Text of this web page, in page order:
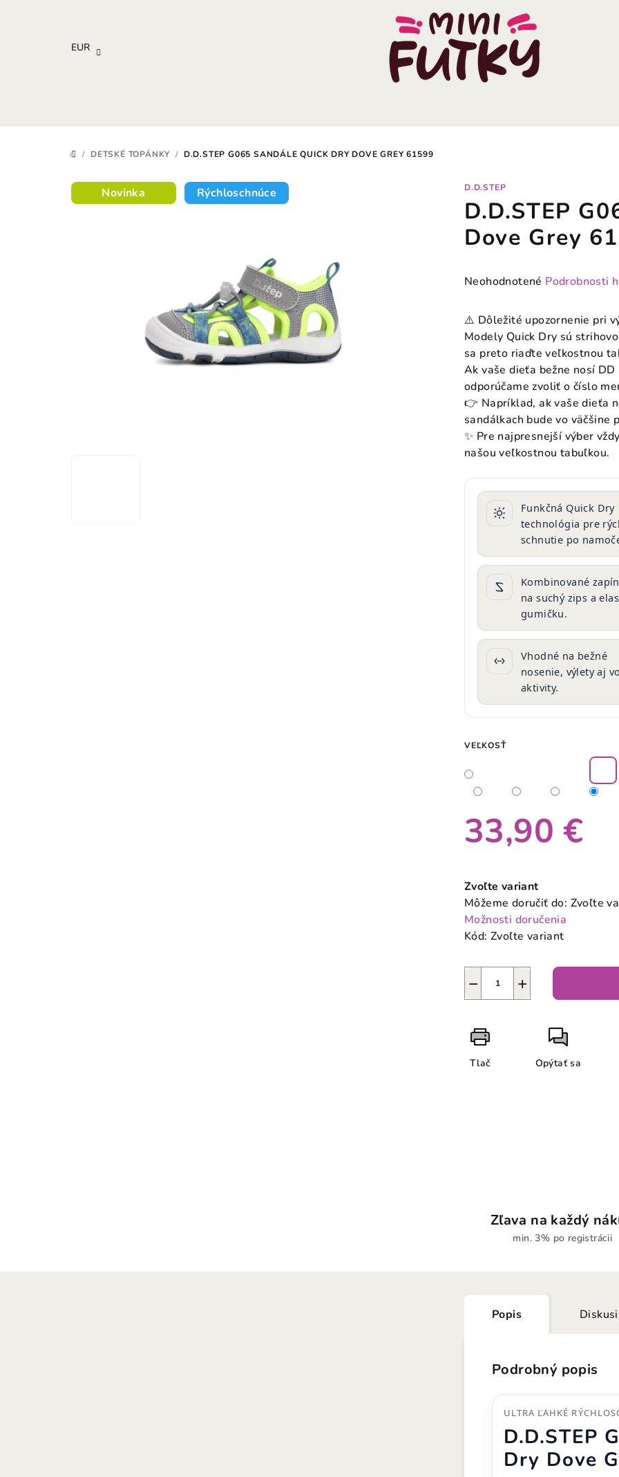
EUR
DOMOV
/ DETSKÉ TOPÁNKY / D.D.STEP G065 SANDÁLE QUICK DRY DOVE GREY 61599
D.D.STEP
D.D.STEP
Dove Grey
Priemerné
produktu
je
z
hviezdičiek.
Neohodnotené Podrobnosti
⚠️ Dôležité upozornenie pri
Modely Quick Dry sú
sa preto riaďte veľkostnou
Ak vaše dieťa bežne nosí
odporúčame zvoliť o číslo
👉 Napríklad, ak vaše dieťa
sandálkach bude vo väčšine
✨ Pre najpresnejší výber
našou veľkostnou tabuľkou.
Funkčná Quick Dry
technológia pre
schnutie po
Kombinované
na suchý zips a
gumičku.
Vhodné na bežné
nosenie, výlety aj
aktivity.
VEĽKOSŤ
33,90 €
cena:
Zvoľte variant
Môžeme doručiť do: Zvoľte
Možnosti doručenia
Kód: Zvoľte variant
+
−
Tlač Opýtať sa
Novinka Rýchloschnúce
Zľava na každý
min. 3% po registrácii
Popis
Podrobný popis
ULTRA ĽAHKÉ
D.D.STEP
Dry Dove